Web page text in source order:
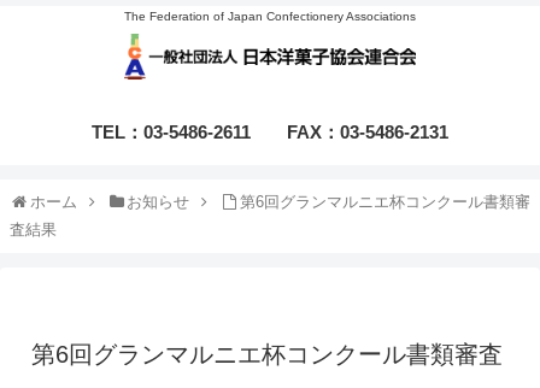
The Federation of Japan Confectionery Associations
TEL：03-5486-2611 FAX：03-5486-2131
ホーム お知らせ
第6回グランマルニエ杯コンクール書類審
査結果
第6回グランマルニエ杯コンクール書類審査